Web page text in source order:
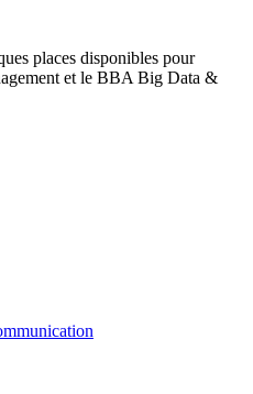
places disponibles pour
et le BBA Big Data &